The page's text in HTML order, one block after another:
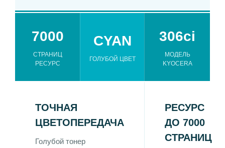
7000
СТРАНИЦ
РЕСУРС
CYAN
ГОЛУБОЙ ЦВЕТ
306ci
МОДЕЛЬ
KYOCERA
ТОЧНАЯ
ЦВЕТОПЕРЕДАЧА
Голубой тонер
РЕСУРС
ДО 7000
СТРАНИЦ